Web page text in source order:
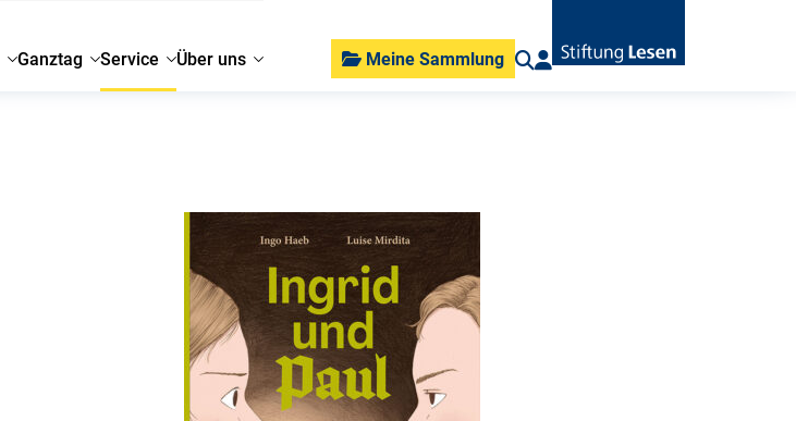
Ganztag Service Über uns Meine Sammlung